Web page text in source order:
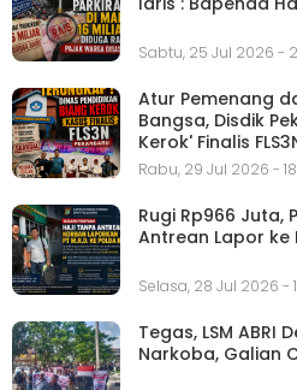
Sabtu, 25 Jul 2026 -
Atur Pemenang
Bangsa, Disdik
Kerok' Finalis
Rabu, 29 Jul 2026 -
Rugi Rp966 Juta,
Antrean Lapor ke
Selasa, 28 Jul 2026 -
Tegas, LSM ABRI
Narkoba, Galian